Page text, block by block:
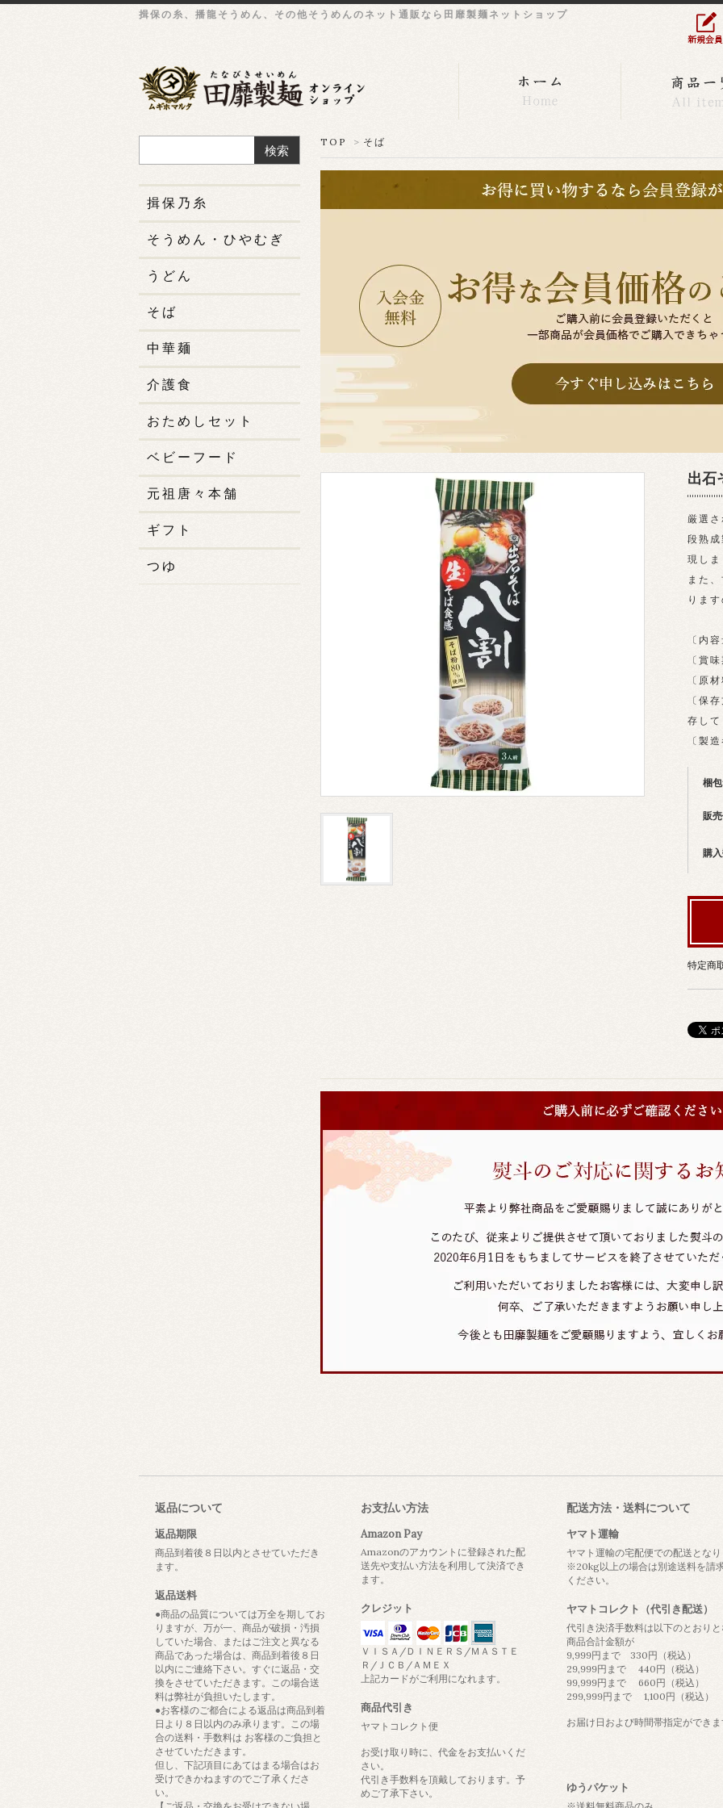
揖保の糸、播龍そうめん、その他そうめんのネット通販なら田靡製麺ネットショップ
TOP > そば
出石
厳選
段熟
現し
また
りま
〔内
〔賞
〔原
〔保
存し
〔製
梱
販
購
特定商
検索
揖保乃糸
そうめん・ひやむぎ
うどん
そば
中華麺
介護食
おためしセット
ベビーフード
元祖唐々本舗
ギフト
つゆ
返品について
返品期限
商品到着後８日以内とさせていただき
ます。
返品送料
●商品の品質については万全を期してお
りますが、万が一、商品が破損・汚損
していた場合、またはご注文と異なる
商品であった場合は、商品到着後８日
以内にご連絡下さい。すぐに返品・交
換をさせていただきます。この場合送
料は弊社が負担いたします。
●お客様のご都合による返品は商品到着
日より８日以内のみ承ります。この場
合の送料・手数料は お客様のご負担と
させていただきます。
但し、下記項目にあてはまる場合はお
受けできかねますのでご了承くださ
い。
お支払い方法
Amazon Pay
Amazonのアカウントに登録された配
送先や支払い方法を利用して決済でき
ます。
クレジット
ＶＩＳＡ/ＤＩＮＥＲＳ/ＭＡＳＴＥ
Ｒ/ＪＣＢ/ＡＭＥＸ
上記カードがご利用になれます。
商品代引き
ヤマトコレクト便
お受け取り時に、代金をお支払いくだ
さい。
代引き手数料を頂戴しております。予
めご了承下さい。
配送方法・送料について
ヤマト運輸
ヤマト運輸の宅配便での配送とな
※20kg以上の場合は別途送料を請
ください。
ヤマトコレクト（代引き配送）
代引き決済手数料は以下のとおり
商品合計金額が
9,999円まで 330円（税込）
29,999円まで 440円（税込）
99,999円まで 660円（税込）
299,999円まで 1,100円（税込）
お届け日および時間帯指定ができ
ゆうパケット